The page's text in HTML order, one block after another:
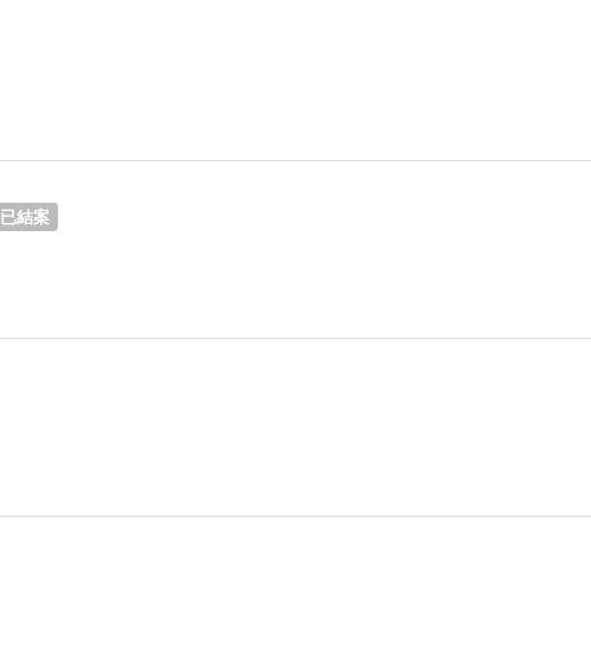
已結案